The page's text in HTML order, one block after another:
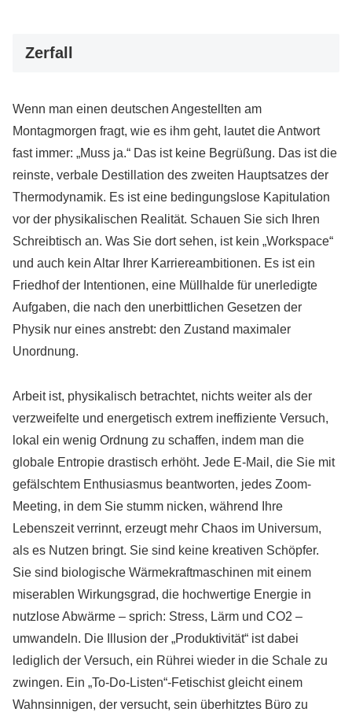
Zerfall
Wenn man einen deutschen Angestellten am
Montagmorgen fragt, wie es ihm geht, lautet die Antwort
fast immer: „Muss ja.“ Das ist keine Begrüßung. Das ist die
reinste, verbale Destillation des zweiten Hauptsatzes der
Thermodynamik. Es ist eine bedingungslose Kapitulation
vor der physikalischen Realität. Schauen Sie sich Ihren
Schreibtisch an. Was Sie dort sehen, ist kein „Workspace“
und auch kein Altar Ihrer Karriereambitionen. Es ist ein
Friedhof der Intentionen, eine Müllhalde für unerledigte
Aufgaben, die nach den unerbittlichen Gesetzen der
Physik nur eines anstrebt: den Zustand maximaler
Unordnung.
Arbeit ist, physikalisch betrachtet, nichts weiter als der
verzweifelte und energetisch extrem ineffiziente Versuch,
lokal ein wenig Ordnung zu schaffen, indem man die
globale Entropie drastisch erhöht. Jede E-Mail, die Sie mit
gefälschtem Enthusiasmus beantworten, jedes Zoom-
Meeting, in dem Sie stumm nicken, während Ihre
Lebenszeit verrinnt, erzeugt mehr Chaos im Universum,
als es Nutzen bringt. Sie sind keine kreativen Schöpfer.
Sie sind biologische Wärmekraftmaschinen mit einem
miserablen Wirkungsgrad, die hochwertige Energie in
nutzlose Abwärme – sprich: Stress, Lärm und CO2 –
umwandeln. Die Illusion der „Produktivität“ ist dabei
lediglich der Versuch, ein Rührei wieder in die Schale zu
zwingen. Ein „To-Do-Listen“-Fetischist gleicht einem
Wahnsinnigen, der versucht, sein überhitztes Büro zu